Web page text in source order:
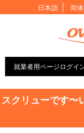
日本語 简
就業者用ページログイ
スクリューです